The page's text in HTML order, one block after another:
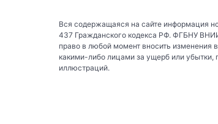
Вся содержащаяся на сайте информация
437 Гражданского кодекса РФ. ФГБНУ
право в любой момент вносить
какими-либо лицами за ущерб или убытки,
иллюстраций.